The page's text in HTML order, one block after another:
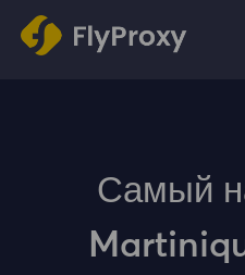
Самый